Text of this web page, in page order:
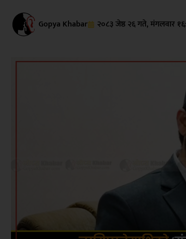
Gopya Khabar २०८३ जेष्ठ २६ गते, मंगलवार